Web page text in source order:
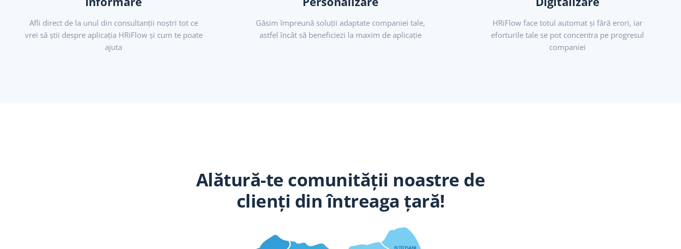
Afli direct de la unul din consultanții noștri tot ce
vrei să știi despre aplicația HRiFlow și cum te poate
ajuta
Găsim împreună soluții adaptate companiei tale,
astfel încât să beneficiezi la maxim de aplicație
HRiFlow face totul automat și fără erori, iar
eforturile tale se pot concentra pe progresul
companiei
Alătură-te comunității noastre de
clienți din întreaga țară!